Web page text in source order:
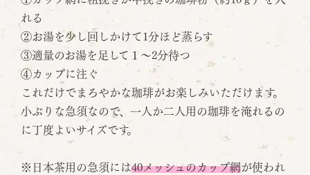
れる
②お湯を少し回しかけて1分ほど蒸らす
③適量のお湯を足して１～2分待つ
④カップに注ぐ
これだけでまろやかな珈琲がお楽しみいただけます。
小ぶりな急須なので、一人か二人用の珈琲を淹れるの
に丁度よいサイズです。
※日本茶用の急須には40メッシュのカップ網が使われ